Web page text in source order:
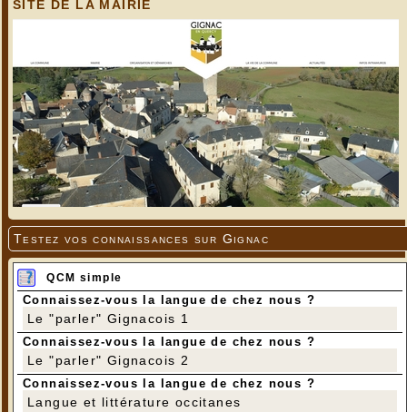
SITE DE LA MAIRIE
Testez vos connaissances sur Gignac
QCM simple
Connaissez-vous la langue de chez nous ?
Le "parler" Gignacois 1
Connaissez-vous la langue de chez nous ?
Le "parler" Gignacois 2
Connaissez-vous la langue de chez nous ?
Langue et littérature occitanes